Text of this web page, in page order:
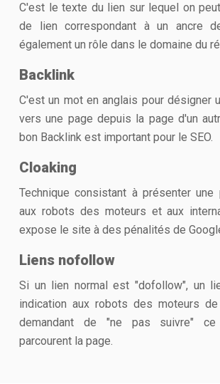
C'est le texte du lien sur lequel on peut
de lien correspondant à un ancre
également un rôle dans le domaine du
Backlink
C'est un mot en anglais pour désigner
vers une page depuis la page d'un
bon Backlink est important pour le SEO.
Cloaking
Technique consistant à présenter
aux robots des moteurs et aux
expose le site à des pénalités de
Liens nofollow
Si un lien normal est "dofollow", un
indication aux robots des moteurs de
demandant de "ne pas suivre"
parcourent la page.